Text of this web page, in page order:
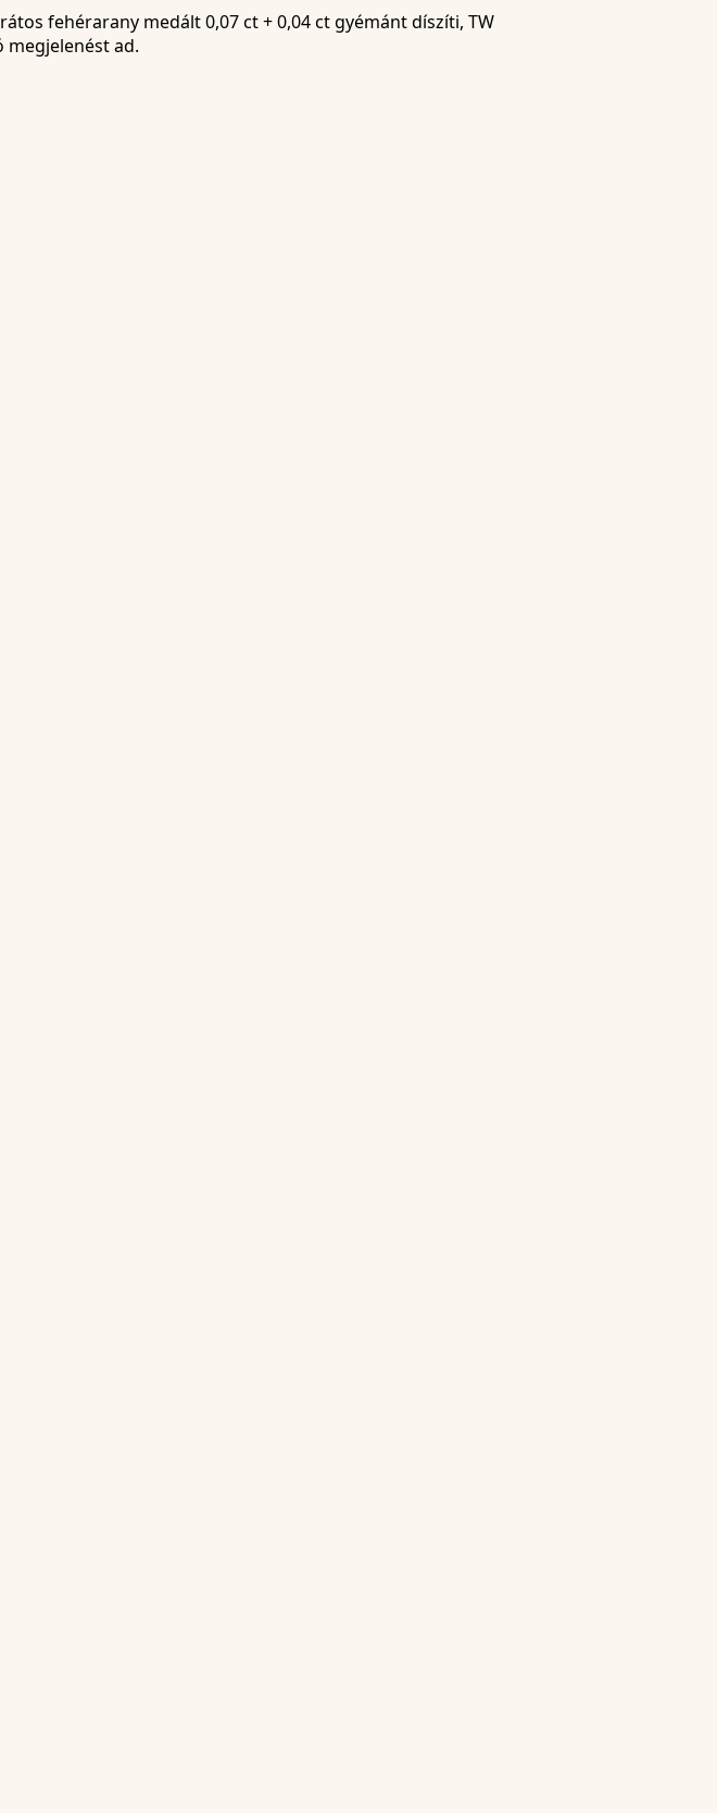
fehérarany medált 0,07 ct + 0,04 ct gyémánt díszíti, TW
megjelenést ad.